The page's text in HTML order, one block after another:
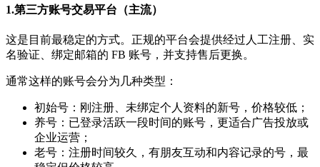
1.第三方账号交易平台（主流）
这是目前最稳定的方式。正规的平台会提供经过人工注册、实
名验证、绑定邮箱的 FB 账号，并支持售后更换。
通常这样的账号会分为几种类型：
初始号：刚注册、未绑定个人资料的新号，价格较低；
养号：已登录活跃一段时间的账号，更适合广告投放或
企业运营；
老号：注册时间较久，有朋友互动和内容记录的号，最